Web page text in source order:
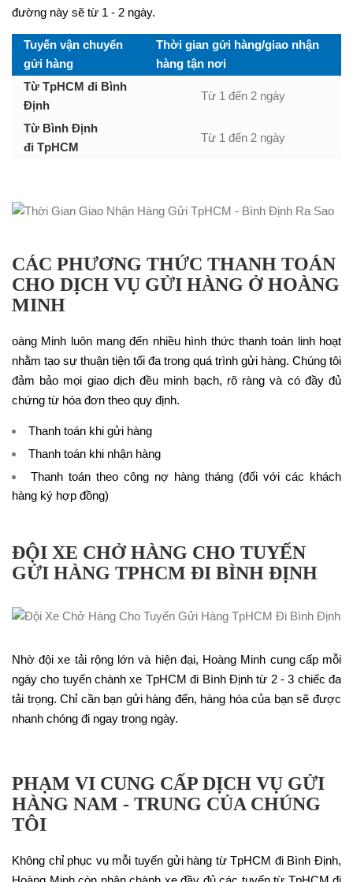
đường này sẽ từ 1 - 2 ngày.
Tuyến vận chuyển
gửi hàng
Thời gian gửi hàng/giao nhận
hàng tận nơi
Từ TpHCM đi Bình
Định
Từ 1 đến 2 ngày
Từ Bình Định
đi TpHCM
Từ 1 đến 2 ngày
CÁC PHƯƠNG THỨC THANH TOÁN
CHO DỊCH VỤ GỬI HÀNG Ở HOÀNG
MINH
oàng Minh luôn mang đến nhiều hình thức thanh toán linh hoạt
nhằm tạo sự thuận tiện tối đa trong quá trình gửi hàng. Chúng tôi
đảm bảo mọi giao dịch đều minh bạch, rõ ràng và có đầy đủ
chứng từ hóa đơn theo quy định.
Thanh toán khi gửi hàng
Thanh toán khi nhận hàng
Thanh toán theo công nợ hàng tháng (đối với các khách
hàng ký hợp đồng)
ĐỘI XE CHỞ HÀNG CHO TUYẾN
GỬI HÀNG TPHCM ĐI BÌNH ĐỊNH
Nhờ đội xe tải rộng lớn và hiện đại, Hoàng Minh cung cấp mỗi
ngày cho tuyến chành xe TpHCM đi Bình Định từ 2 - 3 chiếc đa
tải trọng. Chỉ cần bạn gửi hàng đến, hàng hóa của bạn sẽ được
nhanh chóng đi ngay trong ngày.
PHẠM VI CUNG CẤP DỊCH VỤ GỬI
HÀNG NAM - TRUNG CỦA CHÚNG
TÔI
Không chỉ phục vụ mỗi tuyến gửi hàng từ TpHCM đi Bình Định,